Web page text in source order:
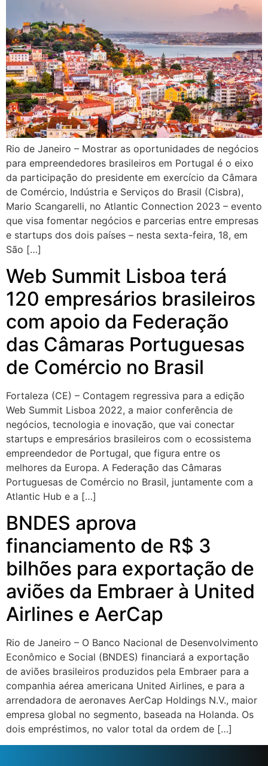
Rio de Janeiro – Mostrar as oportunidades de negócios
para empreendedores brasileiros em Portugal é o eixo
da participação do presidente em exercício da Câmara
de Comércio, Indústria e Serviços do Brasil (Cisbra),
Mario Scangarelli, no Atlantic Connection 2023 – evento
que visa fomentar negócios e parcerias entre empresas
e startups dos dois países – nesta sexta-feira, 18, em
São […]
Web Summit Lisboa terá
120 empresários brasileiros
com apoio da Federação
das Câmaras Portuguesas
de Comércio no Brasil
Fortaleza (CE) – Contagem regressiva para a edição
Web Summit Lisboa 2022, a maior conferência de
negócios, tecnologia e inovação, que vai conectar
startups e empresários brasileiros com o ecossistema
empreendedor de Portugal, que figura entre os
melhores da Europa. A Federação das Câmaras
Portuguesas de Comércio no Brasil, juntamente com a
Atlantic Hub e a […]
BNDES aprova
financiamento de R$ 3
bilhões para exportação de
aviões da Embraer à United
Airlines e AerCap
Rio de Janeiro – O Banco Nacional de Desenvolvimento
Econômico e Social (BNDES) financiará a exportação
de aviões brasileiros produzidos pela Embraer para a
companhia aérea americana United Airlines, e para a
arrendadora de aeronaves AerCap Holdings N.V., maior
empresa global no segmento, baseada na Holanda. Os
dois empréstimos, no valor total da ordem de […]